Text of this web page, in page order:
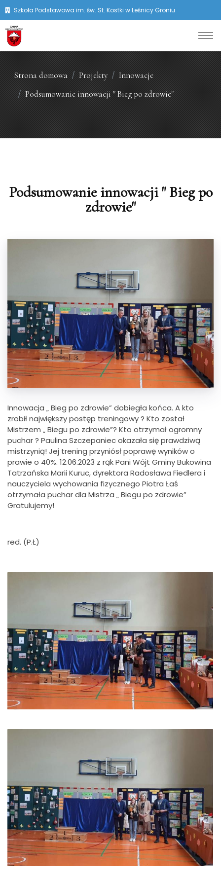
Szkoła Podstawowa im. św. St. Kostki w Leśnicy Groniu
Strona domowa Projekty
Innowacje
Podsumowanie innowacji " Bieg po zdrowie"
Podsumowanie innowacji " Bieg po
zdrowie"
Innowacja „ Bieg po zdrowie” dobiegła końca. A kto
zrobił największy postęp treningowy ? Kto został
Mistrzem „ Biegu po zdrowie”? Kto otrzymał ogromny
puchar ? Paulina Szczepaniec okazała się prawdziwą
mistrzynią! Jej trening przyniósł poprawę wyników o
prawie o 40%. 12.06.2023 z rąk Pani Wójt Gminy Bukowina
Tatrzańska Marii Kuruc, dyrektora Radosława Fiedlera i
nauczyciela wychowania fizycznego Piotra Łaś
otrzymała puchar dla Mistrza „ Biegu po zdrowie”
Gratulujemy!
red. (P.Ł)